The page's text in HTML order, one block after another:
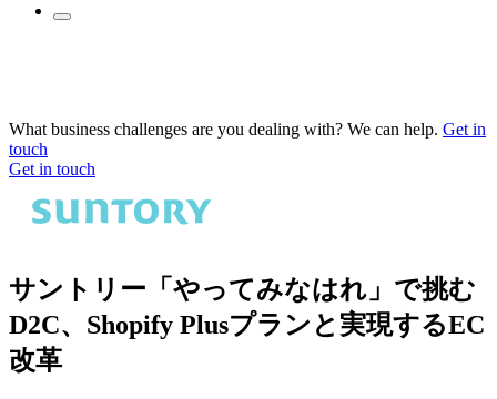
What business challenges are you dealing with? We can help. Get in
touch
Get in touch
サントリー「やってみなはれ」で挑む
D2C、Shopify Plusプランと実現するEC
改革